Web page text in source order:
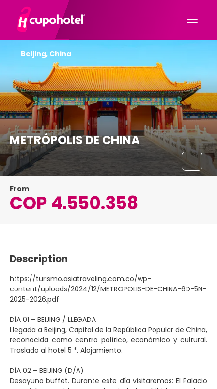
METRÓPOLIS DE CHINA
Beijing, China
From
COP 4.550.358
Description
https://turismo.asiatraveling.com.co/wp-
content/uploads/2024/12/METROPOLIS-DE-CHINA-6D-5N-
2025-2026.pdf
DÍA 01 – BEIJING / LLEGADA
Llegada a Beijing, Capital de la República Popular de China,
reconocida como centro político, económico y cultural.
Traslado al hotel 5 *. Alojamiento.
DÍA 02 – BEIJING (D/A)
Desayuno buffet. Durante este día visitaremos: El Palacio